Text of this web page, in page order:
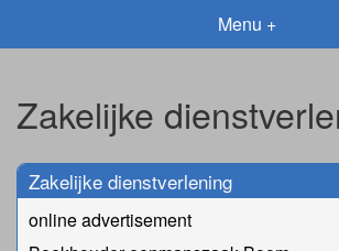
Menu +
Zakelijke
Zakelijke dienstverlening
online advertisement